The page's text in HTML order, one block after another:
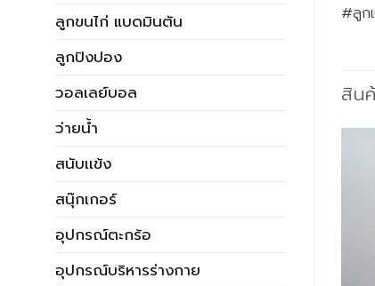
ลูกขนไก่ แบดมินตัน
ลูกปิงปอง
วอลเลย์บอล
ว่ายน้ำ
สนับเเข้ง
สนุ๊กเกอร์
อุปกรณ์ตะกร้อ
อุปกรณ์บริหารร่างกาย
#ลูก
สิน